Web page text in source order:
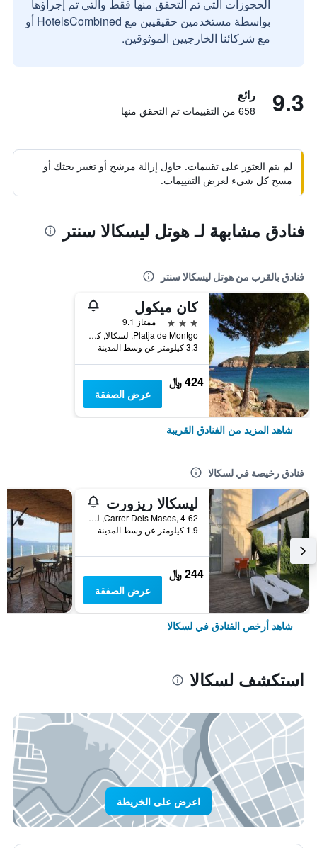
الحجوزات التي تم التحقق منها فقط والتي تم إجراؤها
بواسطة مستخدمين حقيقيين مع HotelsCombined أو
مع شركائنا الخارجيين الموثوقين.
9.3 رائع
658 من التقييمات تم التحقق منها
لم يتم العثور على تقييمات. حاول إزالة مرشح أو تغيير بحثك أو
مسح كل شيء لعرض التقييمات.
فنادق مشابهة لـ هوتل ليسكالا سنتر
فنادق بالقرب من هوتل ليسكالا سنتر
كان ميكول
3 نجوم
ممتاز 9.1
Platja de Montgo, لسكالا, كاتالونيا, أسبانيا
3.3 كيلومتر عن وسط المدينة
424 ﷼
عرض الصفقة
شاهد المزيد من الفنادق القريبة
فنادق رخيصة في لسكالا
ليسكالا ريزورت
Carrer Dels Masos, 4-62, لسكالا, كاتالونيا, أسبانيا
1.9 كيلومتر عن وسط المدينة
244 ﷼
عرض الصفقة
شاهد أرخص الفنادق في لسكالا
استكشف لسكالا
اعرض على الخريطة